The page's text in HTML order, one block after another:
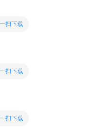
扫下载
扫下载
扫下载